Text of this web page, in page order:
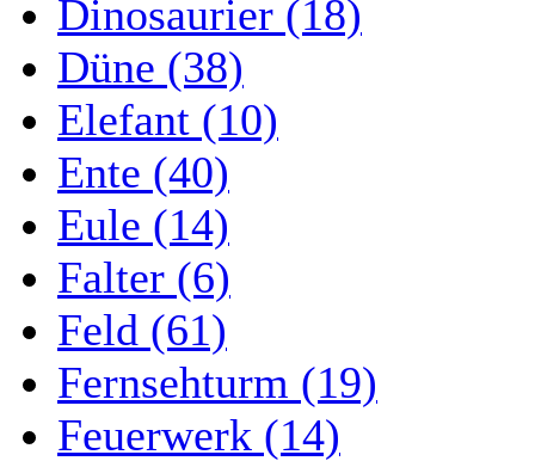
Dinosaurier (18)
Düne (38)
Elefant (10)
Ente (40)
Eule (14)
Falter (6)
Feld (61)
Fernsehturm (19)
Feuerwerk (14)